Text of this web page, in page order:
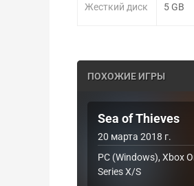
Жесткий диск 5 GB
ПОХОЖИЕ ИГРЫ
Sea of Thieves
20 марта 2018 г.
PC (Windows), Xbox
Series X/S